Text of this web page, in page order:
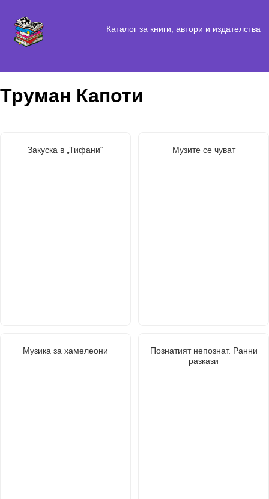
Каталог за книги, автори и издателства
Труман Капоти
Закуска в „Тифани“ Музите се чуват
Музика за хамелеони
Познатият непознат. Ранни
разкази